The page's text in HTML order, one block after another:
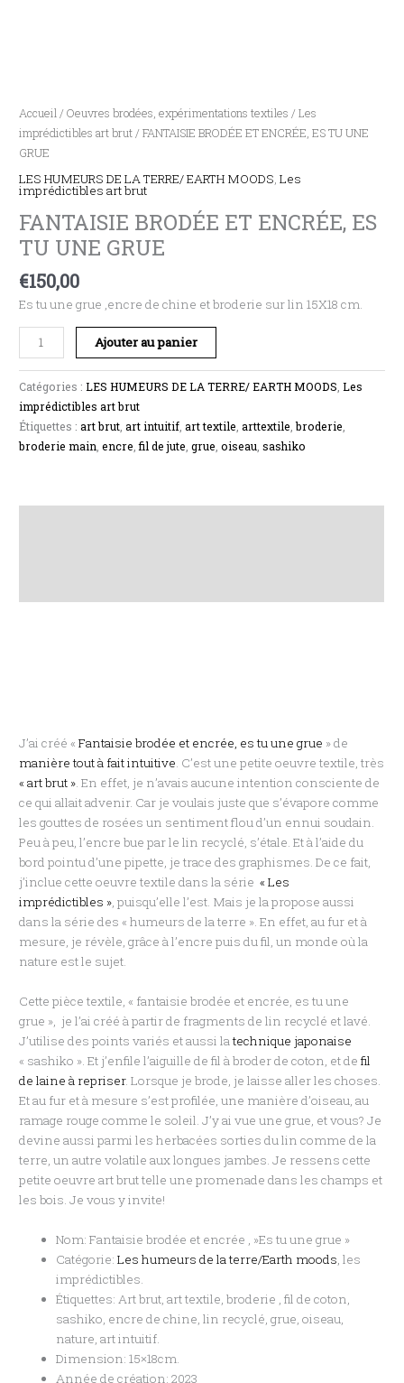
Accueil /Oeuvres brodées, expérimentations textiles /Les
imprédictibles art brut / FANTAISIE BRODÉE ET ENCRÉE, ES TU UNE
GRUE
LES HUMEURS DE LA TERRE/ EARTH MOODS,Les
imprédictibles art brut
FANTAISIE BRODÉE ET ENCRÉE, ES
TU UNE GRUE
€150,00
Es tu une grue ,encre de chine et broderie sur lin 15X18 cm.
Ajouter au panier
Catégories :LES HUMEURS DE LA TERRE/ EARTH MOODS,Les
imprédictibles art brut
Étiquettes :art brut,art intuitif,art textile,arttextile,broderie,
broderie main,encre,fil de jute,grue,oiseau,sashiko
J’ai créé «Fantaisie brodée et encrée, es tu une grue » de
manière tout à fait intuitive. C’est une petite oeuvre textile, très
« art brut ». En effet, je n’avais aucune intention consciente de
ce qui allait advenir. Car je voulais juste que s’évapore comme
les gouttes de rosées un sentiment flou d’un ennui soudain.
Peu à peu, l’encre bue par le lin recyclé, s’étale. Et à l’aide du
bord pointu d’une pipette, je trace des graphismes. De ce fait,
j’inclue cette oeuvre textile dans la série« Les
imprédictibles », puisqu’elle l’est. Mais je la propose aussi
dans la série des « humeurs de la terre ». En effet, au fur et à
mesure, je révèle, grâce à l’encre puis du fil, un monde où la
nature est le sujet.
Cette pièce textile, « fantaisie brodée et encrée, es tu une
grue », je l’ai créé à partir de fragments de lin recyclé et lavé.
J’utilise des points variés et aussi latechnique japonaise
« sashiko ». Et j’enfile l’aiguille de fil à broder de coton, et de fil
de laine à repriser. Lorsque je brode, je laisse aller les choses.
Et au fur et à mesure s’est profilée, une manière d’oiseau, au
ramage rouge comme le soleil. J’y ai vue une grue, et vous? Je
devine aussi parmi les herbacées sorties du lin comme de la
terre, un autre volatile aux longues jambes. Je ressens cette
petite oeuvre art brut telle une promenade dans les champs et
les bois. Je vous y invite!
Nom: Fantaisie brodée et encrée , »Es tu une grue »
Catégorie:Les humeurs de la terre/Earth moods, les
imprédictibles.
Étiquettes: Art brut, art textile, broderie , fil de coton,
sashiko, encre de chine, lin recyclé, grue, oiseau,
nature, art intuitif.
Dimension: 15×18cm.
Année de création: 2023